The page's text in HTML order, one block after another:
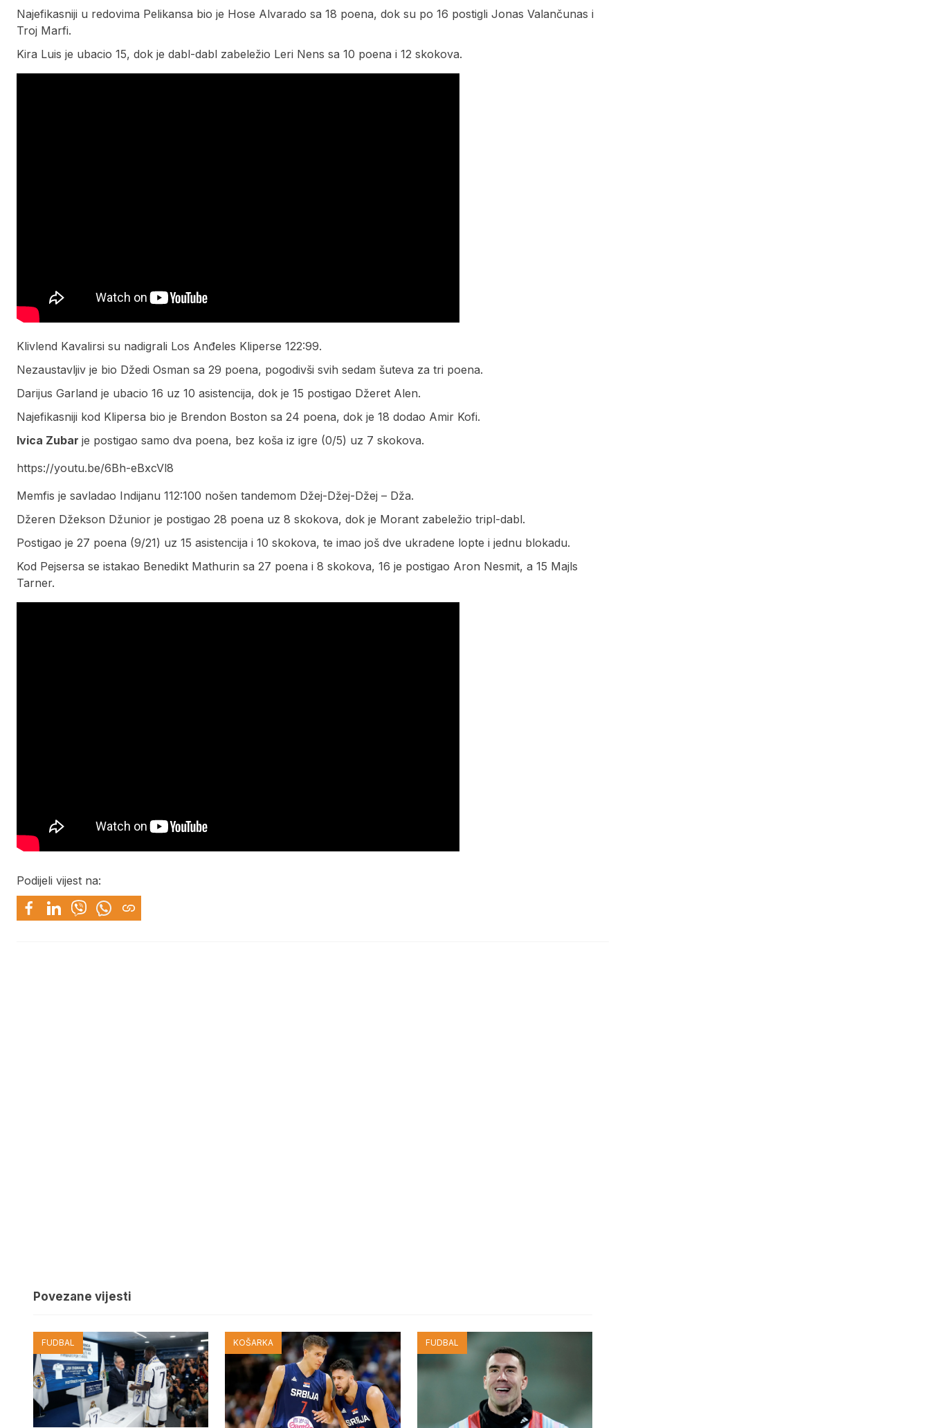
Najefikasniji u redovima Pelikansa bio je Hose Alvarado sa 18 poena, dok su po 16 postigli Jonas Valančunas i
Troj Marfi.
Kira Luis je ubacio 15, dok je dabl-dabl zabeležio Leri Nens sa 10 poena i 12 skokova.
Klivlend Kavalirsi su nadigrali Los Anđeles Kliperse 122:99.
Nezaustavljiv je bio Džedi Osman sa 29 poena, pogodivši svih sedam šuteva za tri poena.
Darijus Garland je ubacio 16 uz 10 asistencija, dok je 15 postigao Džeret Alen.
Najefikasniji kod Klipersa bio je Brendon Boston sa 24 poena, dok je 18 dodao Amir Kofi.
Ivica Zubar je postigao samo dva poena, bez koša iz igre (0/5) uz 7 skokova.
https://youtu.be/6Bh-eBxcVl8
Memfis je savladao Indijanu 112:100 nošen tandemom Džej-Džej-Džej – Dža.
Džeren Džekson Džunior je postigao 28 poena uz 8 skokova, dok je Morant zabeležio tripl-dabl.
Postigao je 27 poena (9/21) uz 15 asistencija i 10 skokova, te imao još dve ukradene lopte i jednu blokadu.
Kod Pejsersa se istakao Benedikt Mathurin sa 27 poena i 8 skokova, 16 je postigao Aron Nesmit, a 15 Majls
Tarner.
Podijeli vijest na:
Povezane vijesti
FUDBAL KOŠARKA FUDBAL